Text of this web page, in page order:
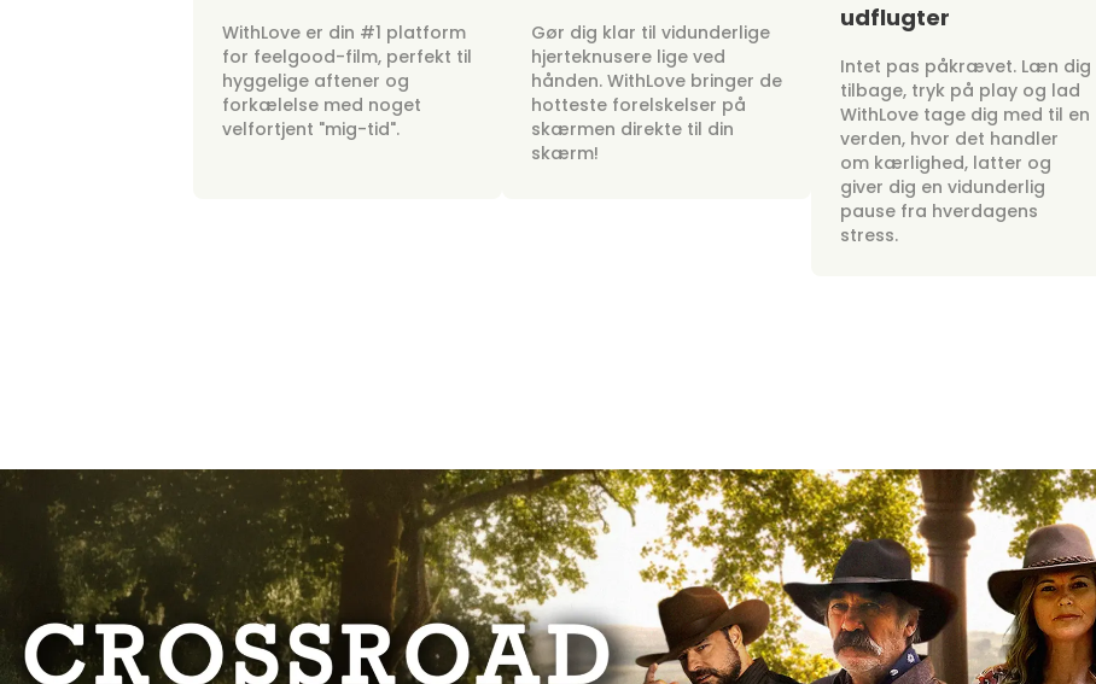
WithLove er din #1 platform
for feelgood-film, perfekt til
hyggelige aftener og
forkælelse med noget
velfortjent "mig-tid".
Gør dig klar til vidunderlige
hjerteknusere lige ved
hånden. WithLove bringer de
hotteste forelskelser på
skærmen direkte til din
skærm!
udflugter
Intet pas påkrævet. Læn dig
tilbage, tryk på play og lad
WithLove tage dig med til en
verden, hvor det handler
om kærlighed, latter og
giver dig en vidunderlig
pause fra hverdagens
stress.